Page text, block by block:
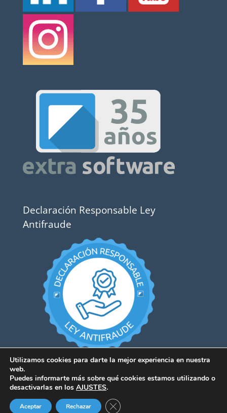
Declaración Responsable Ley
Antifraude
Utilizamos cookies para darte la mejor experiencia en nuestra
web.
Puedes informarte más sobre qué cookies estamos utilizando o
desactivarlas en los AJUSTES.
Aceptar Rechazar Cerrar el banner de cookies RGPD